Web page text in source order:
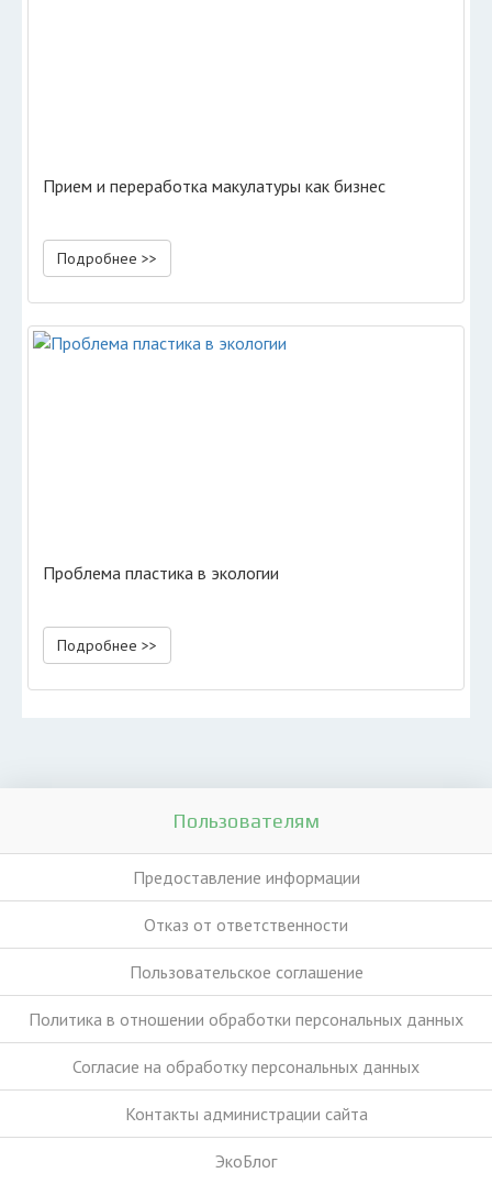
Прием и переработка макулатуры как бизнес
Подробнее >>
Проблема пластика в экологии
Подробнее >>
Пользователям
Предоставление информации
Отказ от ответственности
Пользовательское соглашение
Политика в отношении обработки персональных данных
Согласие на обработку персональных данных
Контакты администрации сайта
ЭкоБлог